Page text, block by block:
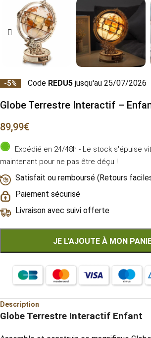
-5% Code REDU5 jusqu'au 25/07/2026
Globe Terrestre Interactif –
89,99€
Expédié en 24/48h - Le stock s'épuise
maintenant pour ne pas être déçu !
Satisfait ou remboursé (Retours
Paiement sécurisé
Livraison avec suivi offerte
JE L'AJOUTE À MON
Description
Globe Terrestre Interactif Enfant